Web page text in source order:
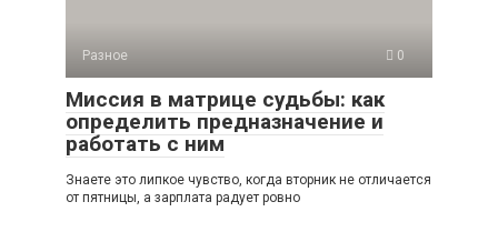
Разное 0
Миссия в матрице судьбы: как
определить предназначение и
работать с ним
Знаете это липкое чувство, когда вторник не отличается
от пятницы, а зарплата радует ровно